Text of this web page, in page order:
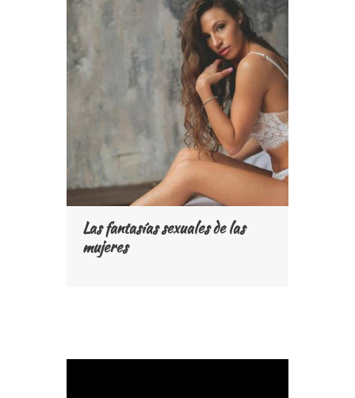
Las fantasías sexuales de las
mujeres